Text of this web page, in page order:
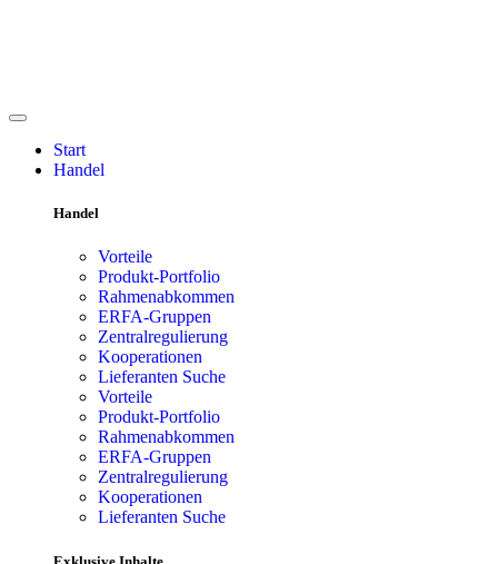
Start
Handel
Handel
Vorteile
Produkt-Portfolio
Rahmenabkommen
ERFA-Gruppen
Zentralregulierung
Kooperationen
Lieferanten Suche
Vorteile
Produkt-Portfolio
Rahmenabkommen
ERFA-Gruppen
Zentralregulierung
Kooperationen
Lieferanten Suche